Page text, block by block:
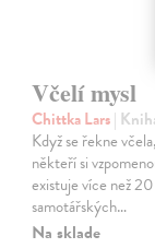
Včelí mysl
Chittka Lars|
Když se řekne
někteří si
existuje více než
samotářských…
Na sklade